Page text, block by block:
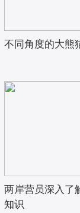
不同角度的大熊
两岸营员深入了
知识